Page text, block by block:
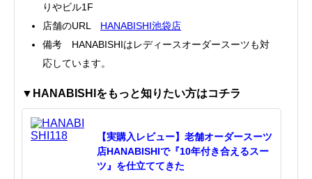
りやビル1F
店舗のURL HANABISHI池袋店
備考 HANABISHIはレディースオーダースーツも対
応しています。
▼HANABISHIをもっと知りたい方はコチラ
【実購入レビュー】老舗オーダースーツ
店HANABISHIで『10年付き合えるスー
ツ』を仕立ててきた